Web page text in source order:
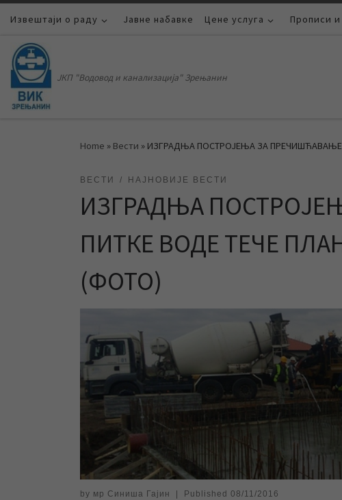
Skip to content
Извештаји о раду Јавне набавке Цене услуга Прописи
ЈКП "Водовод и канализација" Зрењанин
Home » Вести » ИЗГРАДЊА ПОСТРОЈЕЊА ЗА
ВЕСТИ НАЈНОВИЈЕ ВЕСТИ
ИЗГРАДЊА
ПИТКЕ ВОДЕ ТЕЧЕ
(ФОТО)
by мр Синиша Гајин Published 08/11/2016